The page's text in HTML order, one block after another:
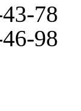
78
98